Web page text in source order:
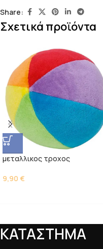
Share:
Σχετικά προϊόντα
μεταλλικος τροχος
9,90 €
ΚΑΤΑΣΤΗΜΑ